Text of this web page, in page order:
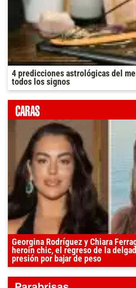
4 predicciones astrológicas del
todos los signos
Georgina Rodríguez y Chiara
heroin chic, el regreso de la
presión por bajar de peso